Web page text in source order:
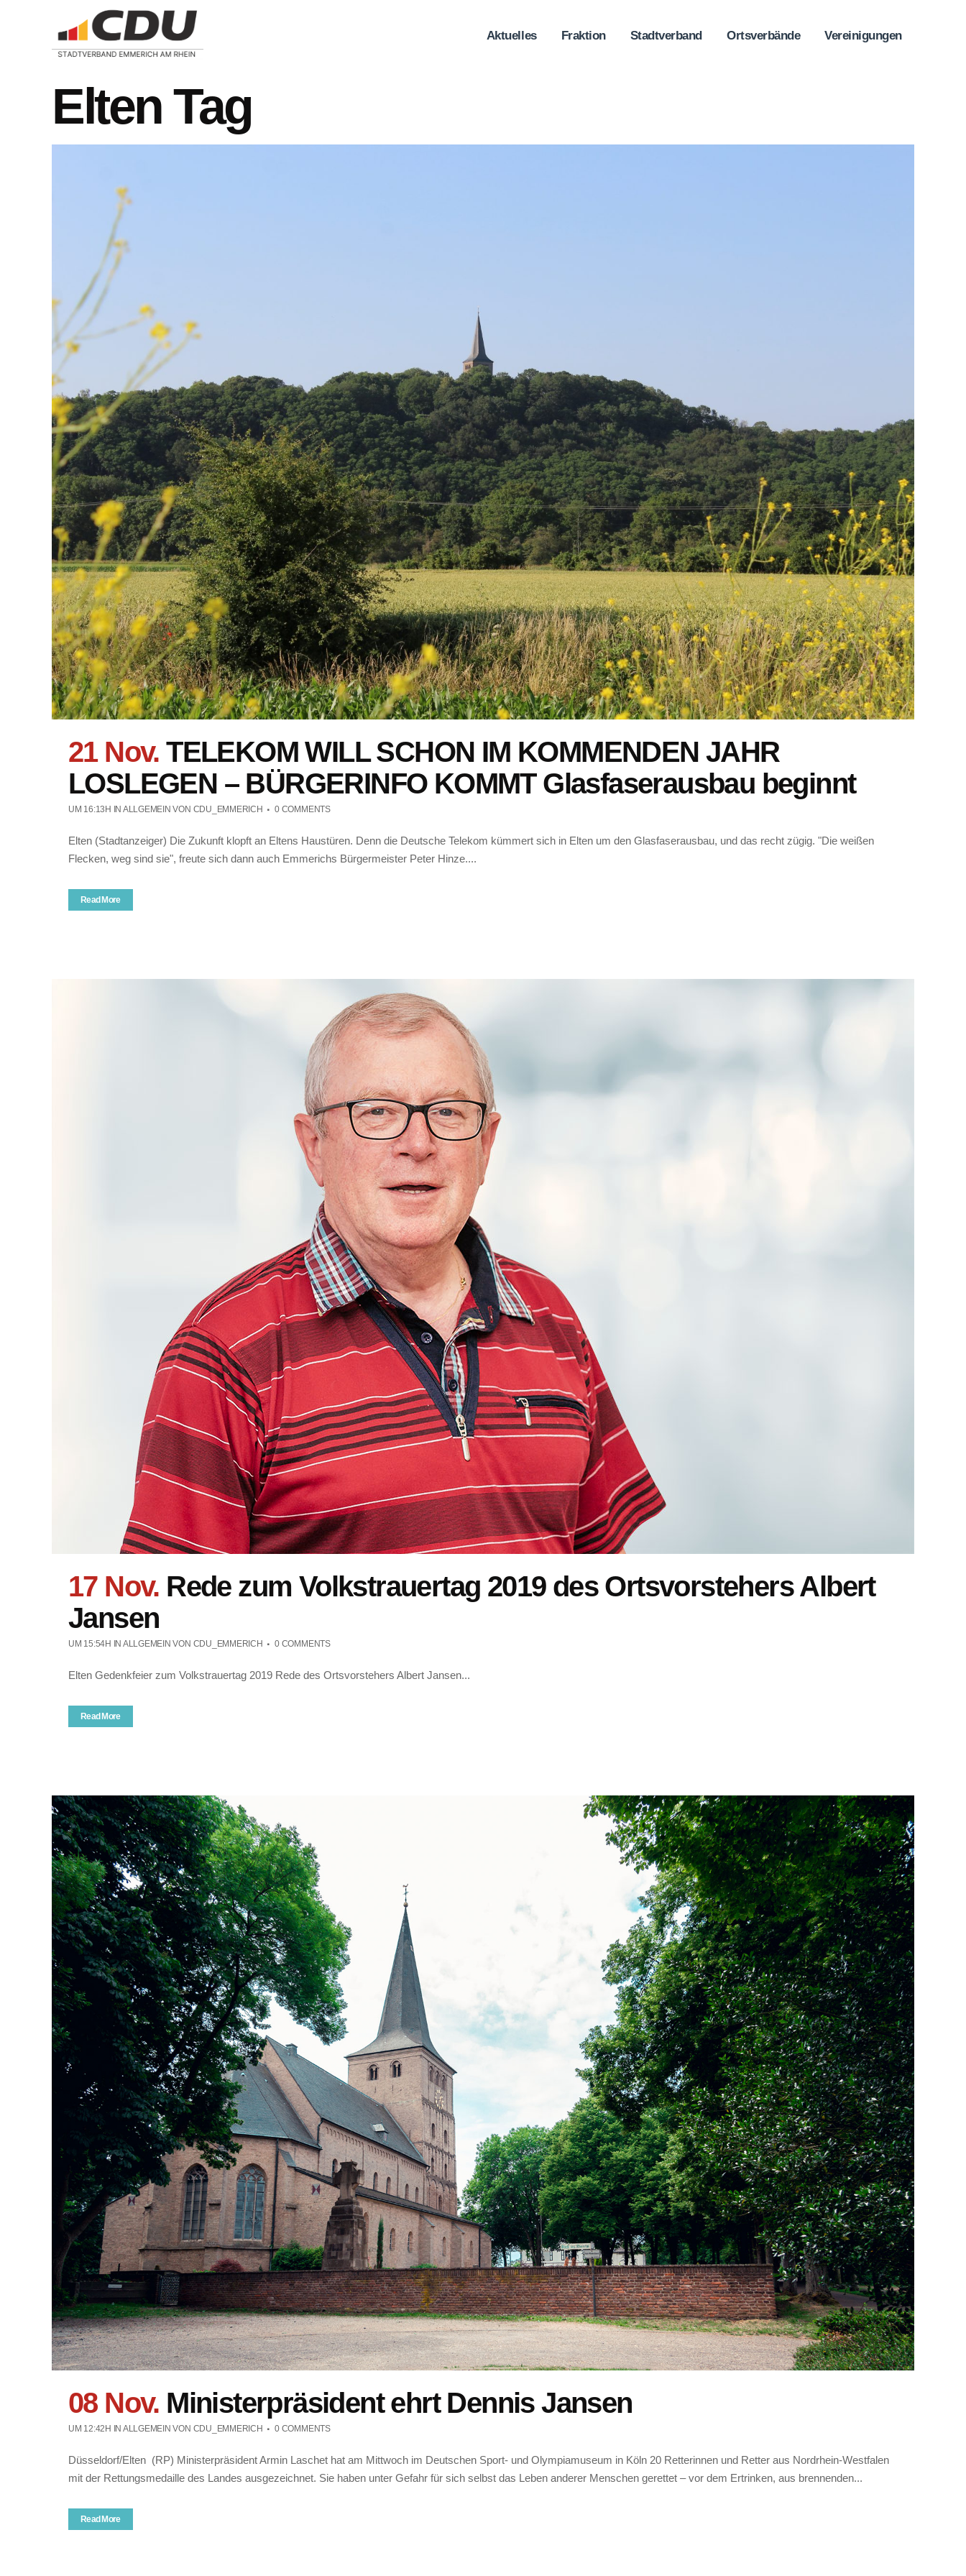
Aktuelles Fraktion Stadtverband Ortsverbände Vereinigungen
Elten Tag
21 Nov. TELEKOM WILL SCHON IM KOMMENDEN JAHR
LOSLEGEN – BÜRGERINFO KOMMT Glasfaserausbau beginnt
UM 16:13H IN ALLGEMEINVON CDU_EMMERICH 0 COMMENTS
Elten (Stadtanzeiger) Die Zukunft klopft an Eltens Haustüren. Denn die Deutsche Telekom kümmert sich in Elten um den Glasfaserausbau, und das recht zügig. "Die weißen
Flecken, weg sind sie", freute sich dann auch Emmerichs Bürgermeister Peter Hinze....
Read More
17 Nov. Rede zum Volkstrauertag 2019 des Ortsvorstehers Albert
Jansen
UM 15:54H IN ALLGEMEINVON CDU_EMMERICH 0 COMMENTS
Elten Gedenkfeier zum Volkstrauertag 2019 Rede des Ortsvorstehers Albert Jansen...
Read More
08 Nov. Ministerpräsident ehrt Dennis Jansen
UM 12:42H IN ALLGEMEINVON CDU_EMMERICH 0 COMMENTS
Düsseldorf/Elten (RP) Ministerpräsident Armin Laschet hat am Mittwoch im Deutschen Sport- und Olympiamuseum in Köln 20 Retterinnen und Retter aus Nordrhein-Westfalen
mit der Rettungsmedaille des Landes ausgezeichnet. Sie haben unter Gefahr für sich selbst das Leben anderer Menschen gerettet – vor dem Ertrinken, aus brennenden...
Read More